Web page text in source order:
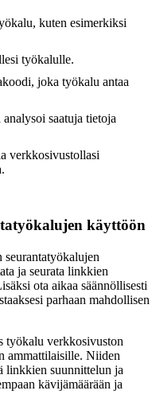
kuten esimerkiksi
työkalulle.
joka työkalu antaa
saatuja tietoja
verkkosivustollasi
käyttöön
seurantatyökalujen
ja seurata linkkien
ota aikaa säännöllisesti
parhaan mahdollisen
työkalu verkkosivuston
ammattilaisille. Niiden
linkkien suunnittelun ja
kävijämäärään ja